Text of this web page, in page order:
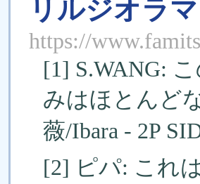
リルジオラ
https://
[1] S.WANG:
みはほとんど
薇/Ibara - 2P
[2] ピパ: これ